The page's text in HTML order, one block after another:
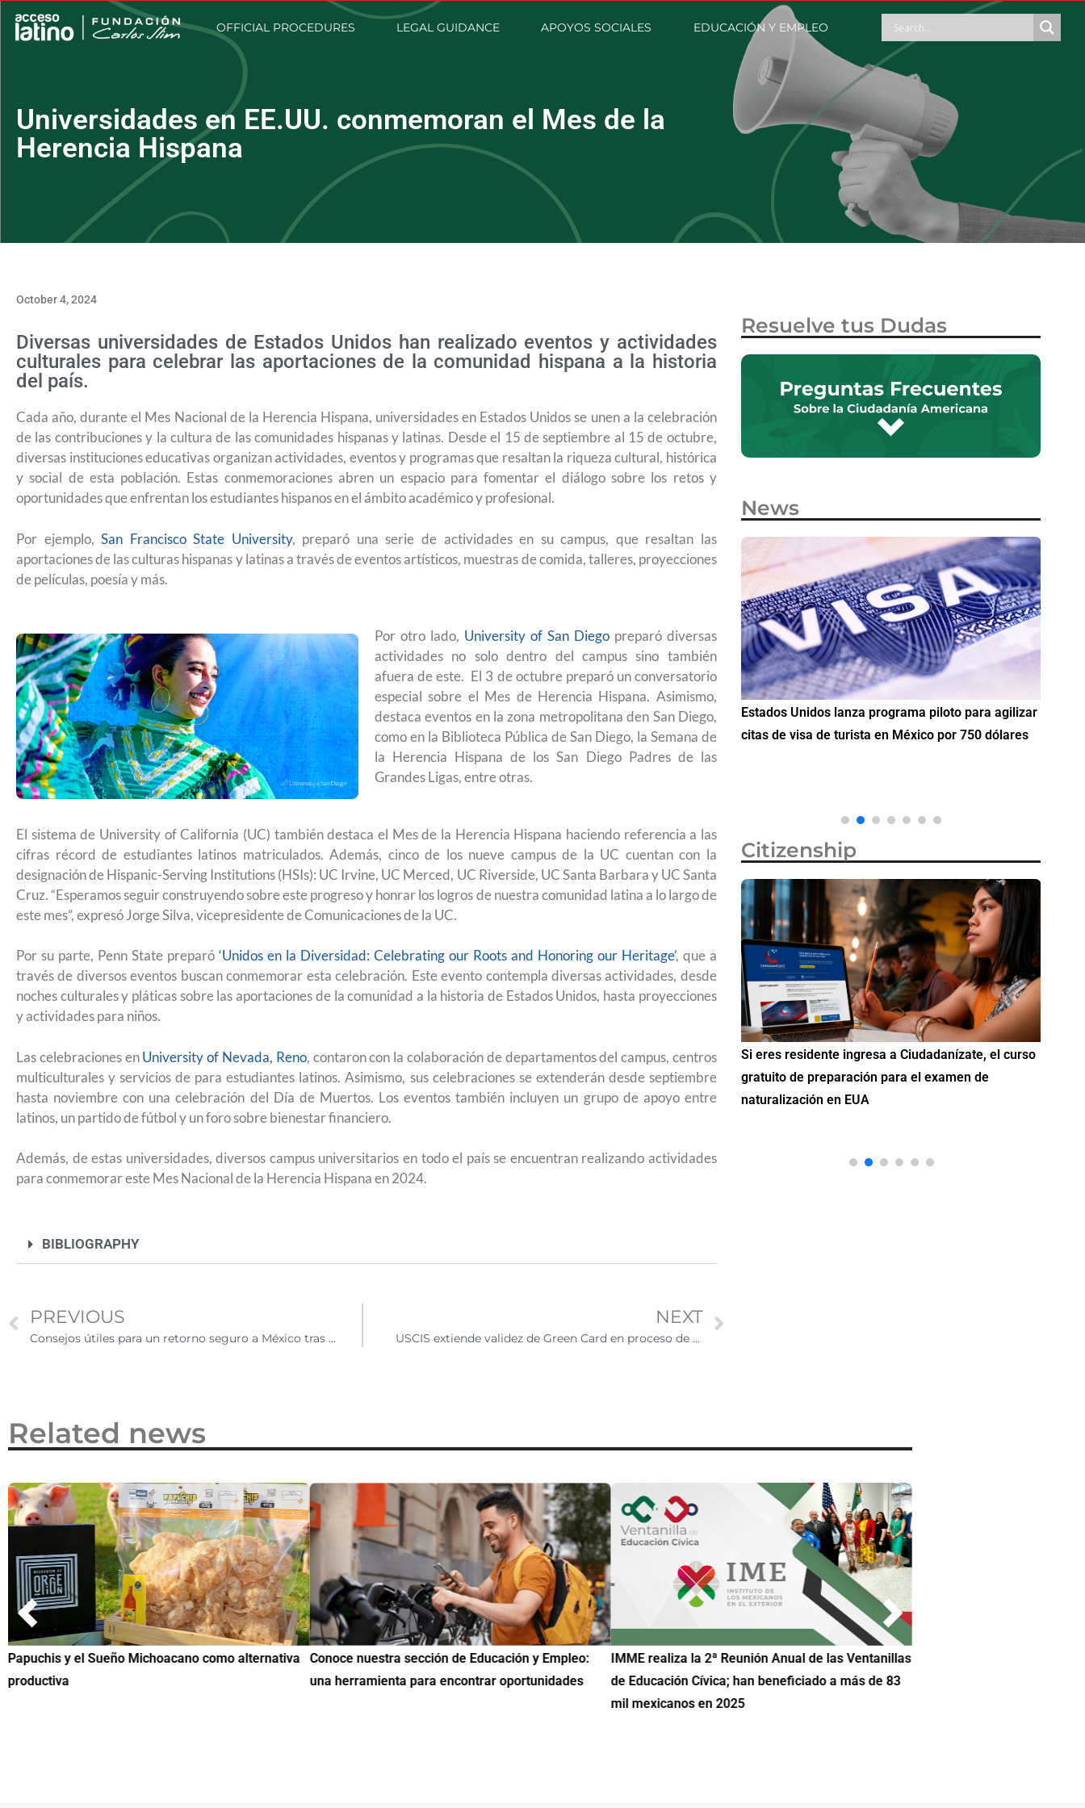
OFFICIAL PROCEDURES LEGAL GUIDANCE APOYOS SOCIALES EDUCACIÓN Y EMPLEO
Universidades en EE.UU. conmemoran el Mes de la
Herencia Hispana
October 4, 2024
Diversas universidades de Estados Unidos han realizado eventos y actividades
culturales para celebrar las aportaciones de la comunidad hispana a la historia
del país.
Cada año, durante el Mes Nacional de la Herencia Hispana, universidades en Estados Unidos se unen a la celebración
de las contribuciones y la cultura de las comunidades hispanas y latinas. Desde el 15 de septiembre al 15 de octubre,
diversas instituciones educativas organizan actividades, eventos y programas que resaltan la riqueza cultural, histórica
y social de esta población. Estas conmemoraciones abren un espacio para fomentar el diálogo sobre los retos y
oportunidades que enfrentan los estudiantes hispanos en el ámbito académico y profesional.
Por ejemplo, San Francisco State University, preparó una serie de actividades en su campus, que resaltan las
aportaciones de las culturas hispanas y latinas a través de eventos artísticos, muestras de comida, talleres, proyecciones
de películas, poesía y más.
Por otro lado, University of San Diegopreparó diversas
actividades no solo dentro del campus sino también
afuera de este. El 3 de octubre preparó un conversatorio
especial sobre el Mes de Herencia Hispana. Asimismo,
destaca eventos en la zona metropolitana den San Diego,
como en la Biblioteca Pública de San Diego, la Semana de
la Herencia Hispana de los San Diego Padres de las
Grandes Ligas, entre otras.
El sistema de University of California (UC) también destaca el Mes de la Herencia Hispana haciendo referencia a las
cifras récord de estudiantes latinos matriculados. Además, cinco de los nueve campus de la UC cuentan con la
designación de Hispanic-Serving Institutions (HSIs): UC Irvine, UC Merced, UC Riverside, UC Santa Barbara y UC Santa
Cruz. “Esperamos seguir construyendo sobre este progreso y honrar los logros de nuestra comunidad latina a lo largo de
este mes”, expresó Jorge Silva, vicepresidente de Comunicaciones de la UC.
Por su parte, Penn State preparó ‘Unidos en la Diversidad: Celebrating our Roots and Honoring our Heritage’, que a
través de diversos eventos buscan conmemorar esta celebración. Este evento contempla diversas actividades, desde
noches culturales y pláticas sobre las aportaciones de la comunidad a la historia de Estados Unidos, hasta proyecciones
y actividades para niños.
Las celebraciones enUniversity of Nevada, Reno, contaron con la colaboración de departamentos del campus, centros
multiculturales y servicios de para estudiantes latinos. Asimismo, sus celebraciones se extenderán desde septiembre
hasta noviembre con una celebración del Día de Muertos. Los eventos también incluyen un grupo de apoyo entre
latinos, un partido de fútbol y un foro sobre bienestar financiero.
Además, de estas universidades, diversos campus universitarios en todo el país se encuentran realizando actividades
para conmemorar este Mes Nacional de la Herencia Hispana en 2024.
BIBLIOGRAPHY
PREVIOUS
Consejos útiles para un retorno seguro a México tras ser repatriado
NEXT
USCIS extiende validez de Green Card en proceso de renovación de 24 a 36 meses
Resuelve tus Dudas
News
USCIS anuncia cambio de regla que le permite
remitir casos de asilo a jueces de inmigración sin
entrevistar al solicitante
Conoce los cursos de construcción en Capacítate
para el Empleo
Estados Unidos lanza programa piloto para agilizar
citas de visa de turista en México por 750 dólares
Citizenship
UNAM San Antonio abre cursos de preparación
para la ciudadanía estadounidense en primavera
2026
Ciudadanízate, el curso gratuito de preparación
para el examen de naturalización en EUA
Si eres residente ingresa a Ciudadanízate, el curso
gratuito de preparación para el examen de
naturalización en EUA
Related news
Papuchis y el Sueño Michoacano como alternativa
productiva
Conoce nuestra sección de Educación y Empleo:
una herramienta para encontrar oportunidades
IMME realiza la 2ª Reunión Anual de las Ventanillas
de Educación Cívica; han beneficiado a más de 83
mil mexicanos en 2025